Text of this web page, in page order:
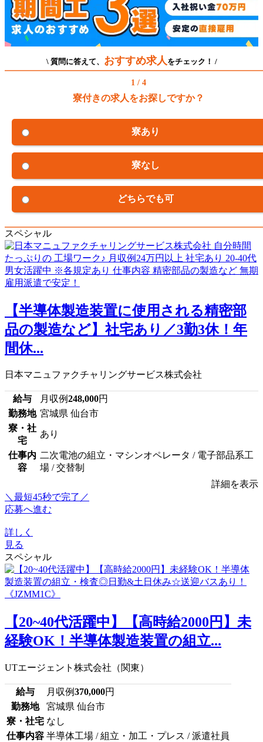
\ 質問に答えて、 おすすめ求人 をチェック！ /
1 / 4
寮付きの求人をお探しですか？
寮あり
寮なし
どちらでも可
スペシャル
【半導体製造装置に使用される精密部
品の製造など】社宅あり／3勤3休！年
間休...
日本マニュファクチャリングサービス株式会社
給与 月収例248,000円
勤務地 宮城県 仙台市
寮・社
宅
あり
仕事内
容
二次電池の組立・マシンオペレータ / 電子部品系工
場 / 交替制
詳細を表示
＼最短45秒で完了／
応募へ進む
詳しく
見る
スペシャル
【20~40代活躍中】【高時給2000円】未
経験OK！半導体製造装置の組立...
UTエージェント株式会社（関東）
給与 月収例370,000円
勤務地
宮城県 仙台市
寮・社宅 なし
仕事内容 半導体工場 / 組立・加工・プレス / 派遣社員